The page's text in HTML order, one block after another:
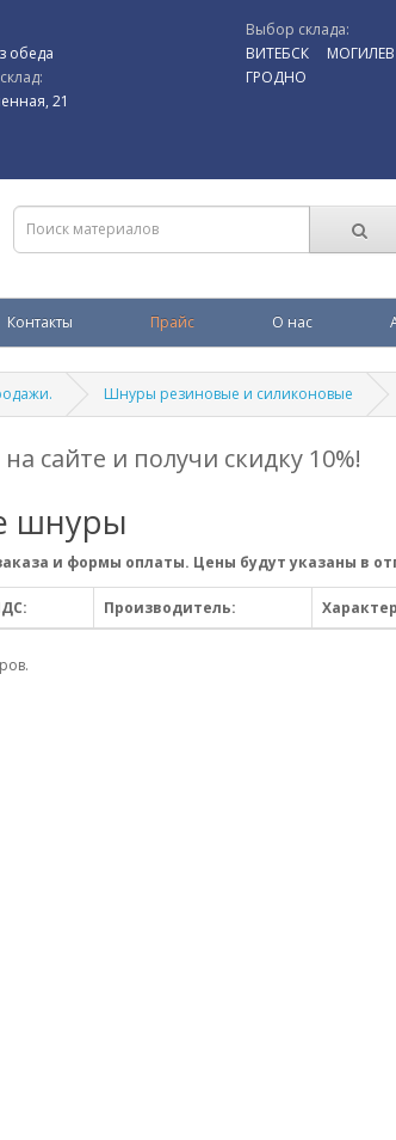
обеда
21
Выбор склада:
ВИТЕБСК
ГРОДНО
МОГИЛЕВ
Контакты Прайс О нас
Шнуры резиновые и силиконовые
сайте и получи скидку 10%!
шнуры
и формы оплаты. Цены будут указаны в
Производитель: